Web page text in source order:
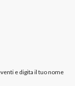
e digita il tuo nome